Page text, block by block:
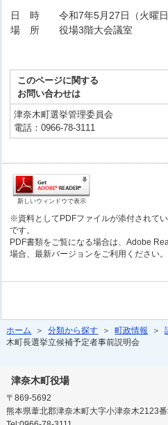
日 時 令和7年5月27日（火曜日
場 所 役場3階大会議室
このページに関する
お問い合わせは
津奈木町選挙管理委員会
電話：0966-78-3111
新しいウィンドウで表示
※資料としてPDFファイルが添付されて
です。
PDF書類をご覧になる場合は、Adobe
場合、最新バージョンをご利用ください。
ホーム ＞分類から探す ＞町政情報 ＞
木町長選挙立候補予定者事前説明会
津奈木町役場
〒869-5692
熊本県葦北郡津奈木町大字小津奈木2123